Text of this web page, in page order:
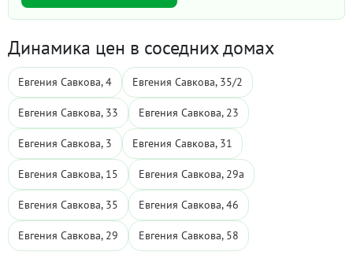
Динамика цен в соседних домах
Евгения Савкова, 4 Евгения Савкова, 35/2
Евгения Савкова, 33 Евгения Савкова, 23
Евгения Савкова, 3 Евгения Савкова, 31
Евгения Савкова, 15 Евгения Савкова, 29а
Евгения Савкова, 35 Евгения Савкова, 46
Евгения Савкова, 29 Евгения Савкова, 58